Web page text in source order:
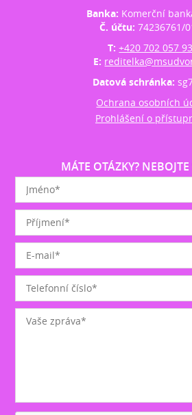
Banka: Komerční
Č. účtu: 74236761/
T:+420 702 057
E:
Datová schránka:
Ochrana osobních
Prohlášení o
MÁTE OTÁZKY? NEBOJTE